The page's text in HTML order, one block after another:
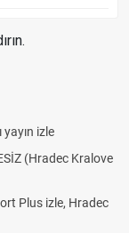
izle
(Hradec Kralove
izle, Hradec